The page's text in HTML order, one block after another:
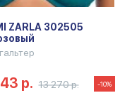
ZARLA 302505
р. 13 270 р. -10%